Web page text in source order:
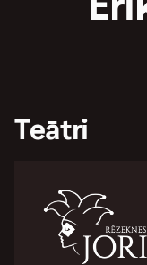
Teātri